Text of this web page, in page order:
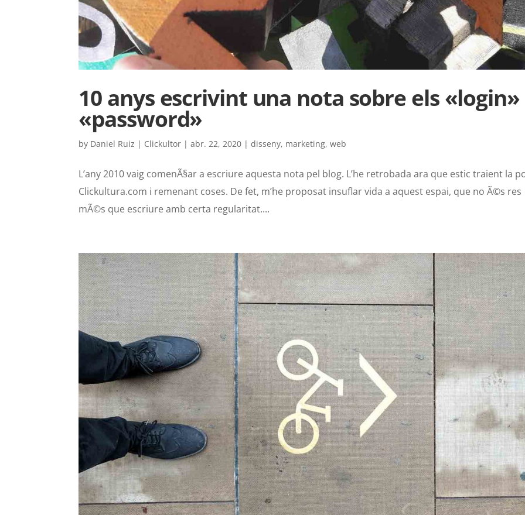
10 anys escrivint una nota sobre els «login»
«password»
by Daniel Ruiz | Clickultor |abr. 22, 2020 |disseny, marketing,web
L’any 2010 vaig comenÃ§ar a escriure aquesta nota pel blog. L’he retrobada ara que estic traient la
Clickultura.com i remenant coses. De fet, m’he proposat insuflar vida a aquest espai, que no Ã©s res
mÃ©s que escriure amb certa regularitat....